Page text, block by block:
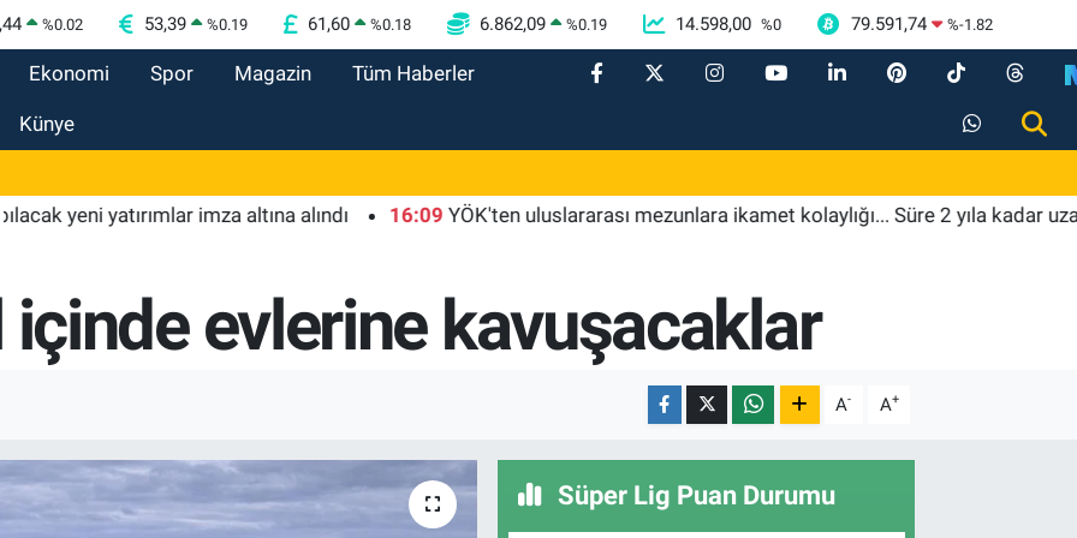
%0.02 53,39 %0.19 61,60 %0.18 6.862,09 %0.19 14.598,00 %0 79.591,74 %-1.82
Ekonomi Spor Magazin Tüm Haberler
Künye
yatırımlar imza altına alındı 16:09 YÖK'ten uluslararası mezunlara ikamet kolaylığı... Süre 2 yıla kadar
içinde evlerine kavuşacaklar
A- A+
Süper Lig Puan Durumu